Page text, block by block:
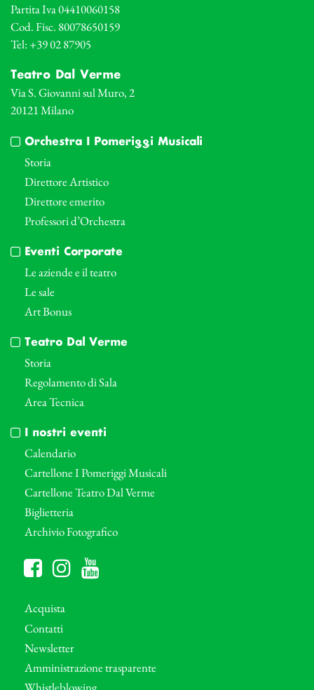
Partita Iva 04410060158
Cod. Fisc. 80078650159
Tel: +39 02 87905
Teatro Dal Verme
Via S. Giovanni sul Muro, 2
20121 Milano
Orchestra I Pomeriggi Musicali
Storia
Direttore Artistico
Direttore emerito
Professori d’Orchestra
Eventi Corporate
Le aziende e il teatro
Le sale
Art Bonus
Teatro Dal Verme
Storia
Regolamento di Sala
Area Tecnica
I nostri eventi
Calendario
Cartellone I Pomeriggi Musicali
Cartellone Teatro Dal Verme
Biglietteria
Archivio Fotografico
Acquista
Contatti
Newsletter
Amministrazione trasparente